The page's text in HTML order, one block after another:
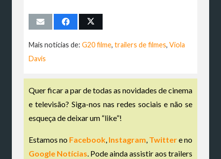
Mais notícias de: G20 filme, trailers de filmes, Viola
Davis
Quer ficar a par de todas as novidades de cinema
e televisão? Siga-nos nas redes sociais e não se
esqueça de deixar um “like”!
Estamos no Facebook, Instagram, Twittere no
Google Notícias. Pode ainda assistir aos trailers